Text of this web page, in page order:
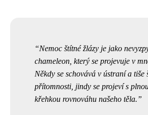
Nemoc štítné žlázy je jako
chameleon, který se projevuje v
Někdy se schovává v ústraní a tiše
přítomnosti, jindy se projeví s
křehkou rovnováhu našeho těla.